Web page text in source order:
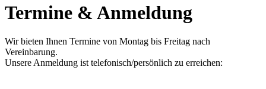
Termine & Anmeldung
Wir bieten Ihnen Termine von Montag bis Freitag nach
Vereinbarung.
Unsere Anmeldung ist telefonisch/persönlich zu erreichen: